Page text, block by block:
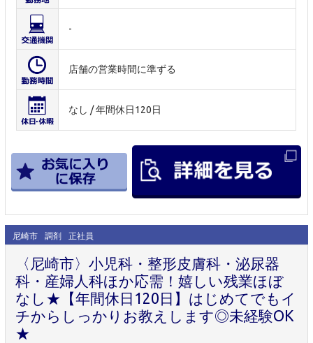
-
店舗の営業時間に準ずる
なし / 年間休日120日
尼崎市 調剤 正社員
〈尼崎市〉小児科・整形皮膚科・泌尿器
科・産婦人科ほか応需！嬉しい残業ほぼ
なし★【年間休日120日】はじめてでもイ
チからしっかりお教えします◎未経験OK
★